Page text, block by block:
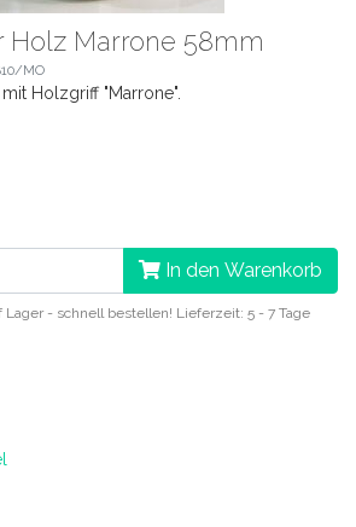
Holz Marrone 58mm
MO
Holzgriff "Marrone".
In den Warenkorb
Lager - schnell bestellen! Lieferzeit: 5 - 7 Tage